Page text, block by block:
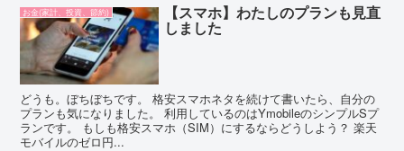
お金(家計、投資、節約) 【スマホ】わたしのプランも見直
しました
どうも。ぼちぼちです。 格安スマホネタを続けて書いたら、自分の
プランも気になりました。 利用しているのはYmobileのシンプルSプ
ランです。 もしも格安スマホ（SIM）にするならどうしよう？ 楽天
モバイルのゼロ円...